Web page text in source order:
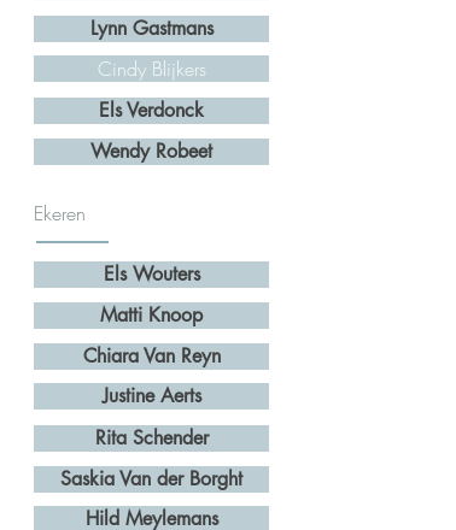
Lynn Gastmans
Cindy Blijkers
Els Verdonck
Wendy Robeet
Ekeren
Els Wouters
Matti Knoop
Chiara Van Reyn
Justine Aerts
Rita Schender
Saskia Van der Borght
Hild Meylemans